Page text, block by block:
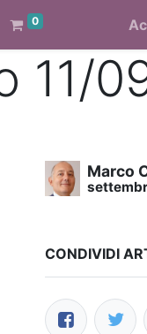
0
11/
Marco
CONDIVIDI